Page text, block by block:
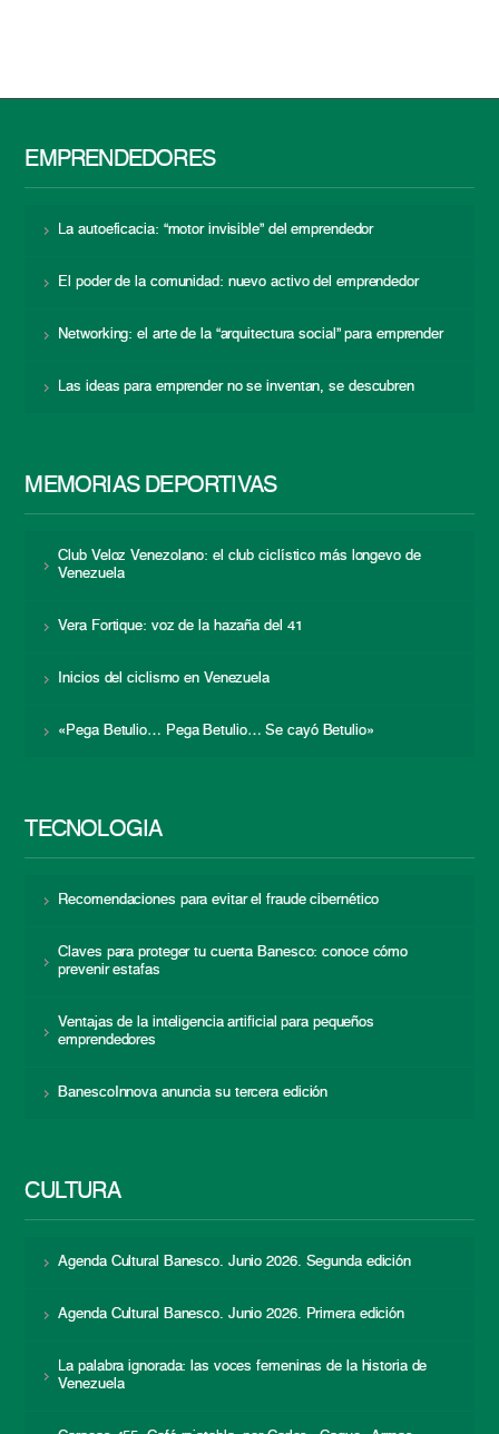
EMPRENDEDORES
La autoeficacia: “motor invisible” del emprendedor
El poder de la comunidad: nuevo activo del emprendedor
Networking: el arte de la “arquitectura social” para emprender
Las ideas para emprender no se inventan, se descubren
MEMORIAS DEPORTIVAS
Club Veloz Venezolano: el club ciclístico más longevo de
Venezuela
Vera Fortique: voz de la hazaña del 41
Inicios del ciclismo en Venezuela
«Pega Betulio… Pega Betulio… Se cayó Betulio»
TECNOLOGÍA
Recomendaciones para evitar el fraude cibernético
Claves para proteger tu cuenta Banesco: conoce cómo
prevenir estafas
Ventajas de la inteligencia artificial para pequeños
emprendedores
BanescoInnova anuncia su tercera edición
CULTURA
Agenda Cultural Banesco. Junio 2026. Segunda edición
Agenda Cultural Banesco. Junio 2026. Primera edición
La palabra ignorada: las voces femeninas de la historia de
Venezuela